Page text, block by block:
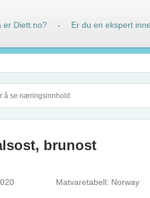
brunost
Matvaretabell: Norway
er Diett.no? · Er du en ekspert